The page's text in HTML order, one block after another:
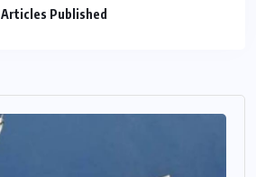
Articles Published